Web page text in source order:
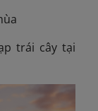
trái cây tại